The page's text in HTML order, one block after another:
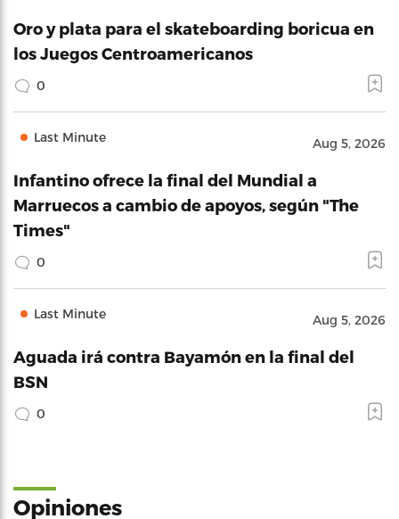
Oro y plata para el skateboarding boricua en
los Juegos Centroamericanos
0
Last Minute Aug 5, 2026
Infantino ofrece la final del Mundial a
Marruecos a cambio de apoyos, según "The
Times"
0
Last Minute Aug 5, 2026
Aguada irá contra Bayamón en la final del
BSN
0
Opiniones